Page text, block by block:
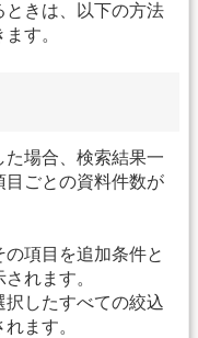
ときは、以下の方法
す。
場合、検索結果一
目ごとの資料件数が
項目を追加条件と
れます。
したすべての絞込
ます。